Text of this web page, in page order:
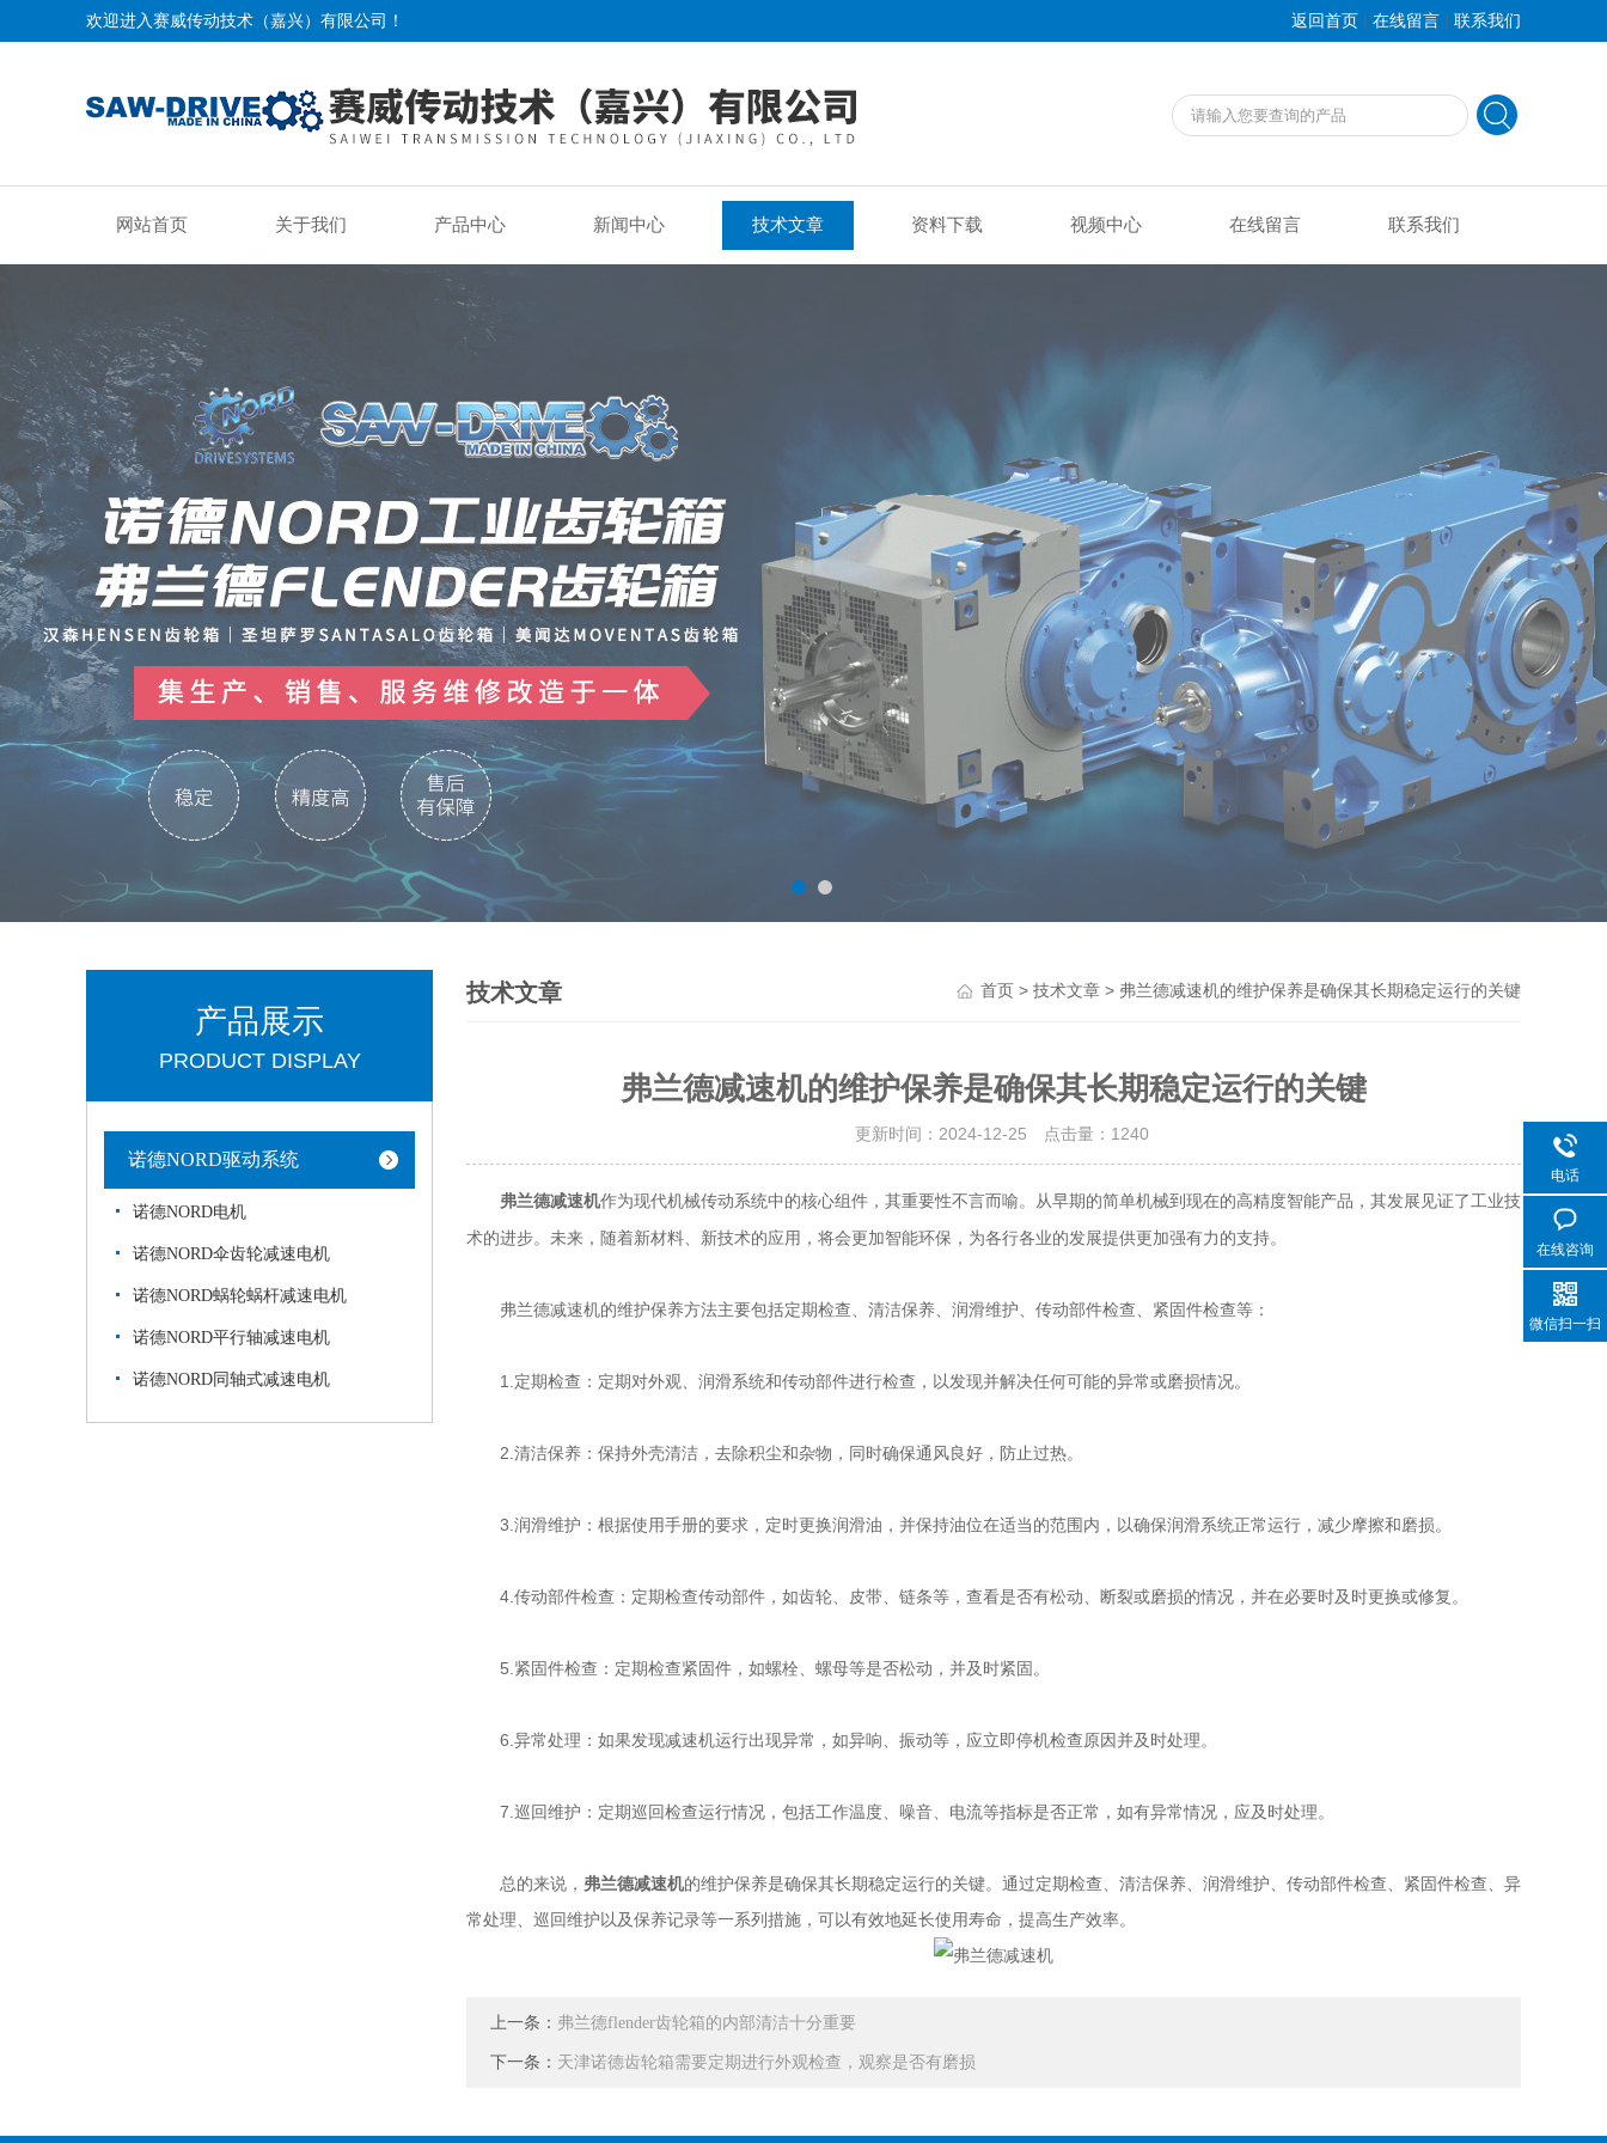
欢迎进入赛威传动技术（嘉兴）有限公司！ 返回首页 | 在线留言 | 联系我们
网站首页 关于我们 产品中心 新闻中心 技术文章 资料下载 视频中心 在线留言 联系我们
产品展示
PRODUCT DISPLAY
诺德NORD驱动系统
诺德NORD电机
诺德NORD伞齿轮减速电机
诺德NORD蜗轮蜗杆减速电机
诺德NORD平行轴减速电机
诺德NORD同轴式减速电机
技术文章 首页 > 技术文章 > 弗兰德减速机的维护保养是确保其长期稳定运行的关键
弗兰德减速机的维护保养是确保其长期稳定运行的关键
更新时间：2024-12-25 点击量： 1240
弗兰德减速机作为现代机械传动系统中的核心组件，其重要性不言而喻。从早期的简单机械到现在的高精度智能产品，其发展见证了工业技
术的进步。未来，随着新材料、新技术的应用，将会更加智能环保，为各行各业的发展提供更加强有力的支持。
弗兰德减速机的维护保养方法主要包括定期检查、清洁保养、润滑维护、传动部件检查、紧固件检查等：
1.定期检查：定期对外观、润滑系统和传动部件进行检查，以发现并解决任何可能的异常或磨损情况。
2.清洁保养：保持外壳清洁，去除积尘和杂物，同时确保通风良好，防止过热。
3.润滑维护：根据使用手册的要求，定时更换润滑油，并保持油位在适当的范围内，以确保润滑系统正常运行，减少摩擦和磨损。
4.传动部件检查：定期检查传动部件，如齿轮、皮带、链条等，查看是否有松动、断裂或磨损的情况，并在必要时及时更换或修复。
5.紧固件检查：定期检查紧固件，如螺栓、螺母等是否松动，并及时紧固。
6.异常处理：如果发现减速机运行出现异常，如异响、振动等，应立即停机检查原因并及时处理。
7.巡回维护：定期巡回检查运行情况，包括工作温度、噪音、电流等指标是否正常，如有异常情况，应及时处理。
总的来说， 弗兰德减速机的维护保养是确保其长期稳定运行的关键。通过定期检查、清洁保养、润滑维护、传动部件检查、紧固件检查、异
常处理、巡回维护以及保养记录等一系列措施，可以有效地延长使用寿命，提高生产效率。
上一条： 弗兰德flender齿轮箱的内部清洁十分重要
下一条： 天津诺德齿轮箱需要定期进行外观检查，观察是否有磨损
电话
在线咨询
微信扫一扫